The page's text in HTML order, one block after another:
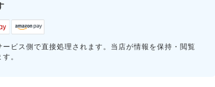
ビス側で直接処理されます。当店が情報を保持・閲覧
。